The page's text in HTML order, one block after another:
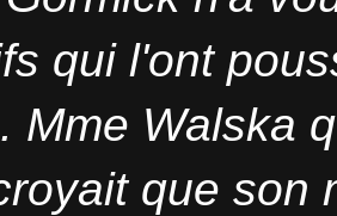
qui l'ont
Mme Walska
que son